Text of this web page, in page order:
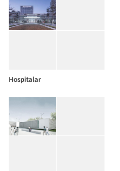
Hospitalar